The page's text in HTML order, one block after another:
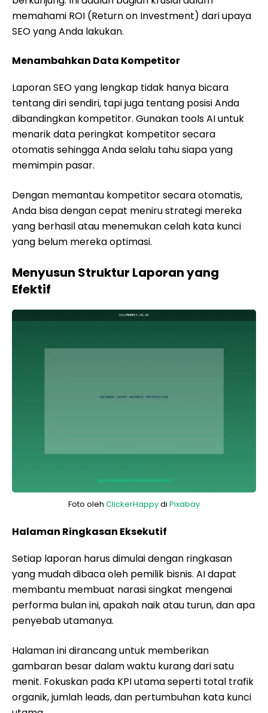
memahami ROI (Return on Investment) dari upaya
SEO yang Anda lakukan.
Menambahkan Data Kompetitor
Laporan SEO yang lengkap tidak hanya bicara
tentang diri sendiri, tapi juga tentang posisi Anda
dibandingkan kompetitor. Gunakan tools AI untuk
menarik data peringkat kompetitor secara
otomatis sehingga Anda selalu tahu siapa yang
memimpin pasar.
Dengan memantau kompetitor secara otomatis,
Anda bisa dengan cepat meniru strategi mereka
yang berhasil atau menemukan celah kata kunci
yang belum mereka optimasi.
Menyusun Struktur Laporan yang
Efektif
Foto oleh ClickerHappydi Pixabay
Halaman Ringkasan Eksekutif
Setiap laporan harus dimulai dengan ringkasan
yang mudah dibaca oleh pemilik bisnis. AI dapat
membantu membuat narasi singkat mengenai
performa bulan ini, apakah naik atau turun, dan apa
penyebab utamanya.
Halaman ini dirancang untuk memberikan
gambaran besar dalam waktu kurang dari satu
menit. Fokuskan pada KPI utama seperti total trafik
organik, jumlah leads, dan pertumbuhan kata kunci